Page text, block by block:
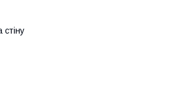
стіну